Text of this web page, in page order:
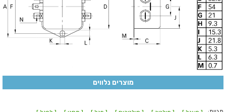
מוצרים נלווים